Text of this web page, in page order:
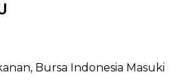
Bursa Indonesia Masuki